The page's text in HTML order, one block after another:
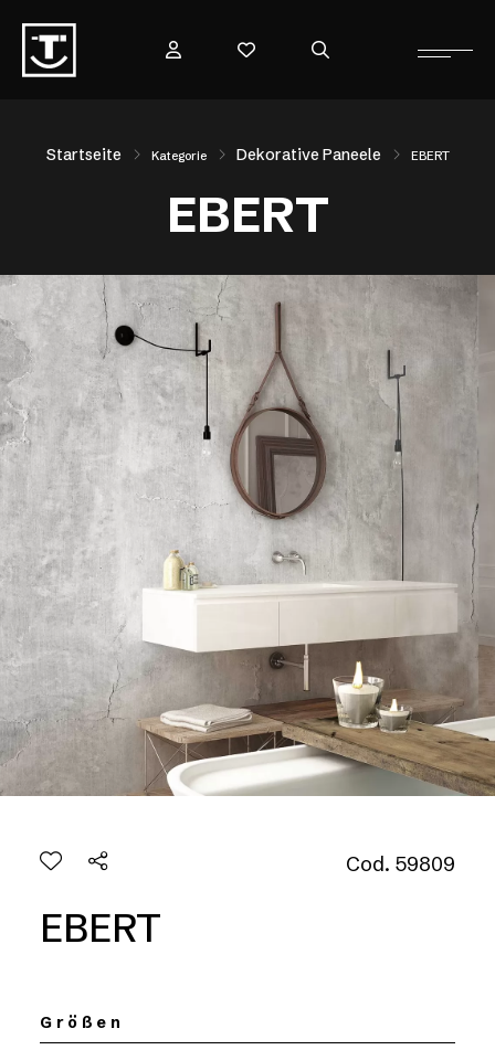
Startseite Kategorie Dekorative Paneele EBERT
EBERT
Cod. 59809
EBERT
Größen